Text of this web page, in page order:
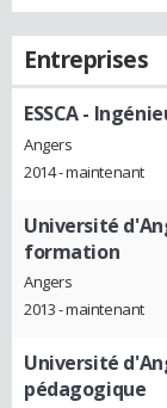
Entreprises
ESSCA-
Angers
2014 - maintenant
Université
formation
Angers
2013 - maintenant
Université
pédagogique